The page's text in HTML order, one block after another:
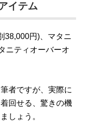
イテム
38,000円)、マタニ
ニティオーバーオ
者ですが、実際に
回せる、驚きの機
しょう。